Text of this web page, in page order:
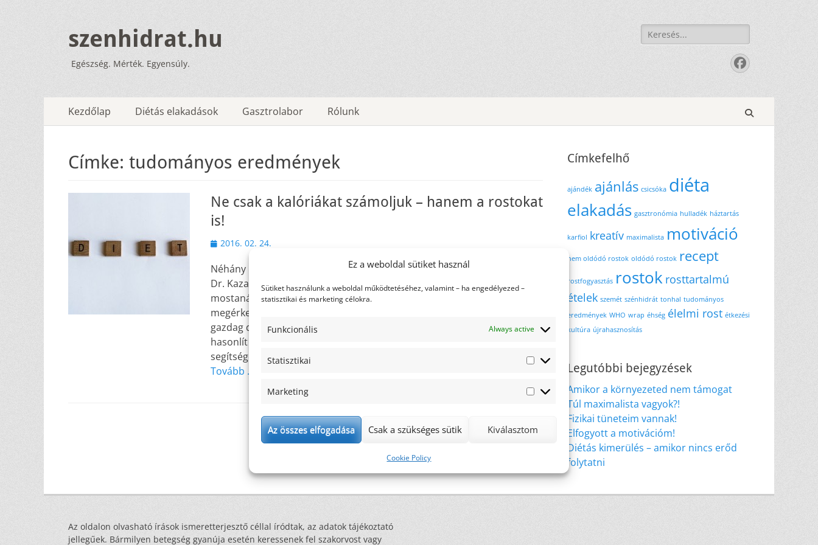
Ez a weboldal sütiket használ
Sütiket használunk a weboldal működtetéséhez, valamint – ha engedélyezed –
statisztikai és marketing célokra.
Funkcionális Always active
Statisztikai Statisztikai
Marketing Marketing
Az összes elfogadása Csak a szükséges sütik Kiválasztom
Cookie Policy
szenhidrat.hu
Egészség. Mérték. Egyensúly.
Keresés:
Facebook
Elsődleges
menü
Tovább
Kezdőlap Diétás elakadások Gasztrolabor Rólunk
Címke: tudományos eredmények
Ne csak a kalóriákat számoljuk – hanem a rostokat
is!
Közzétéve
2016. 02. 24.
Néhány nagyon hasznos és megfontolandó újdonságot gyűjtött össze
Dr. Kazai Anita, a külföldi szaklapok rosttudománnyal kapcsolatos,
mostanában publikált eredményeiből. Az orvosi kutatások világába is
megérkeztek az „okos megoldások”! A rostban szegény, illetve rostban
gazdag diéták hatását vizsgálták disznók bélrendszerében (ami nagyban
hasonlít az emberi emésztőrendszerre) egy ún. „okostabletta”
segítségével. Eredményeik alapján az alacsony rosttartalmú diétát
Tovább …
Címkefelhő
ajándék ajánlás csicsóka diéta
elakadás gasztronómia hulladék háztartás
karfiol kreatív maximalista motiváció
nem oldódó rostok oldódó rostok recept
rostfogyasztás rostok rosttartalmú
ételek szemét szénhidrát tonhal tudományos
eredmények WHO wrap éhség élelmi rost étkezési
kultúra újrahasznosítás
Legutóbbi bejegyzések
Amikor a környezeted nem támogat
Túl maximalista vagyok?!
Fizikai tüneteim vannak!
Elfogyott a motivációm!
Diétás kimerülés – amikor nincs erőd
folytatni
Az oldalon olvasható írások ismeretterjesztő céllal íródtak, az adatok tájékoztató
jellegűek. Bármilyen betegség gyanúja esetén keressenek fel szakorvost vagy